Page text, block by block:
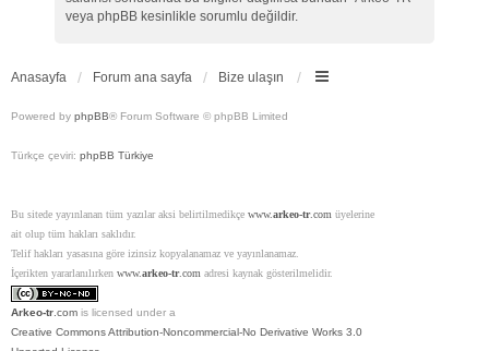
veya phpBB kesinlikle sorumlu değildir.
Anasayfa Forum ana sayfa Bize ulaşın
Powered by phpBB® Forum Software © phpBB Limited
Türkçe çeviri: phpBB Türkiye
Bu sitede yayınlanan tüm yazılar aksi belirtilmedikçe www.arkeo-tr.com üyelerine
ait olup tüm hakları saklıdır.
Telif hakları yasasına göre izinsiz kopyalanamaz ve yayınlanamaz.
İçerikten yararlanılırken www.arkeo-tr.com adresi kaynak gösterilmelidir.
Arkeo-tr .com is licensed under a
Creative Commons Attribution-Noncommercial-No Derivative Works 3.0